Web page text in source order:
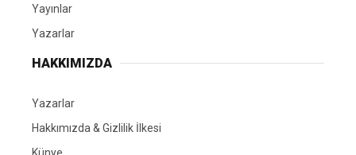
Yayınlar
Yazarlar
HAKKIMIZDA
Yazarlar
Hakkımızda & Gizlilik İlkesi
Künye